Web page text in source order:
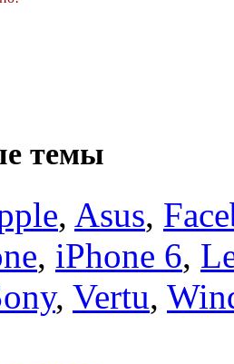
темы
, Asus,
, iPhone 6,
, Vertu,